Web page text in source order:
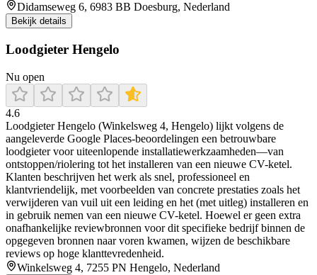
Didamseweg 6, 6983 BB Doesburg, Nederland
Bekijk details
Loodgieter Hengelo
Nu open
4.6
Loodgieter Hengelo (Winkelsweg 4, Hengelo) lijkt volgens de
aangeleverde Google Places-beoordelingen een betrouwbare
loodgieter voor uiteenlopende installatiewerkzaamheden—van
ontstoppen/riolering tot het installeren van een nieuwe CV-ketel.
Klanten beschrijven het werk als snel, professioneel en
klantvriendelijk, met voorbeelden van concrete prestaties zoals het
verwijderen van vuil uit een leiding en het (met uitleg) installeren en
in gebruik nemen van een nieuwe CV-ketel. Hoewel er geen extra
onafhankelijke reviewbronnen voor dit specifieke bedrijf binnen de
opgegeven bronnen naar voren kwamen, wijzen de beschikbare
reviews op hoge klanttevredenheid.
Winkelsweg 4, 7255 PN Hengelo, Nederland